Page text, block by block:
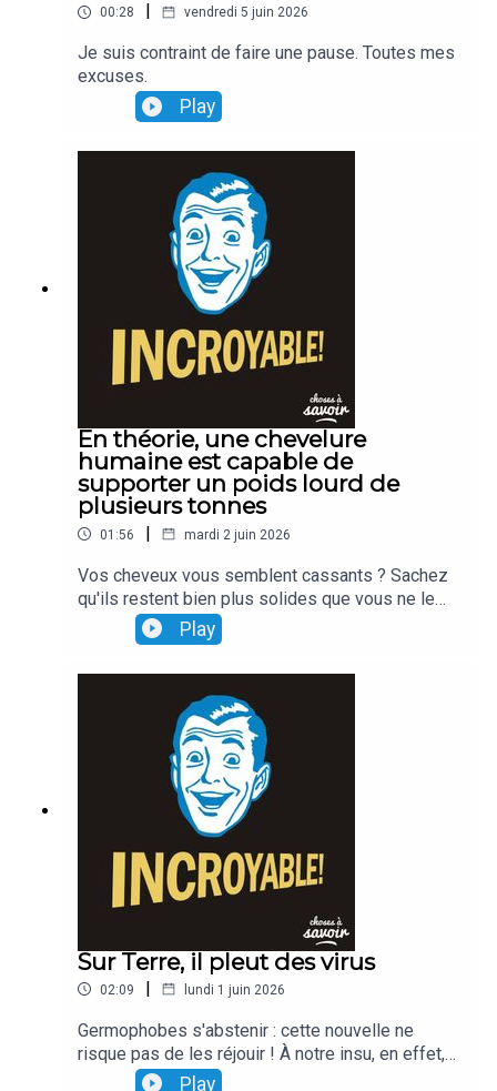
00:28 vendredi 5 juin 2026
Je suis contraint de faire une pause. Toutes mes
excuses.
Play
En théorie, une chevelure
humaine est capable de
supporter un poids lourd de
plusieurs tonnes
01:56 | mardi 2 juin 2026
Vos cheveux vous semblent cassants ? Sachez
qu'ils restent bien plus solides que vous ne le
croyez ! La preuve : à eux seuls, ils seraient en
mesure de (sup)porter un poids qui peut
Play
Sur Terre, il pleut des virus
02:09 | lundi 1 juin 2026
Germophobes s'abstenir : cette nouvelle ne
risque pas de les réjouir ! À notre insu, en effet,
chaque jour, ce seraient des millions de bactéries
Play